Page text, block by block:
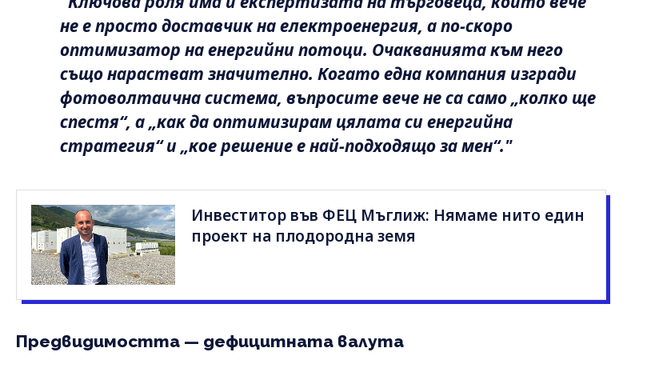
не е просто доставчик на електроенергия, а по-скоро
оптимизатор на енергийни потоци. Очакванията към него
също нарастват значително. Когато една компания изгради
фотоволтаична система, въпросите вече не са само „колко ще
спестя“, а „как да оптимизирам цялата си енергийна
стратегия“ и „кое решение е най-подходящо за мен“."
Инвеститор във ФЕЦ Мъглиж: Нямаме нито един
проект на плодородна земя
Предвидимостта — дефицитната валута